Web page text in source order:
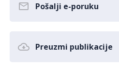
Pošalji e-poruku
Preuzmi publikacije